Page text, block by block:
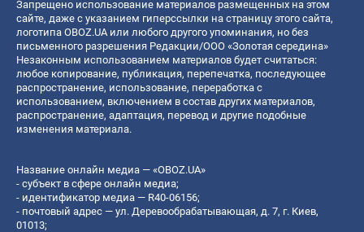
Запрещено использование материалов размещенных на этом
сайте, даже с указанием гиперссылки на страницу этого сайта,
логотипа OBOZ.UA или любого другого упоминания, но без
письменного разрешения Редакции/ООО «Золотая середина»
Незаконным использованием материалов будет считаться:
любое копирование, публикация, перепечатка, последующее
распространение, использование, переработка с
использованием, включением в состав других материалов,
распространение, адаптация, перевод и другие подобные
изменения материала.
Название онлайн медиа — «OBOZ.UA»
- субъект в сфере онлайн медиа;
- идентификатор медиа — R40-06156;
- почтовый адрес — ул. Деревообрабатывающая, д. 7, г. Киев,
01013;